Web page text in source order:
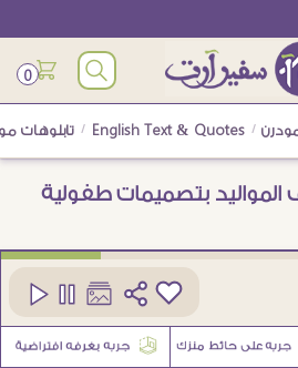
0
/
English Text & Quotes
/ تابلوهات
المواليد بتصميمات طفولية